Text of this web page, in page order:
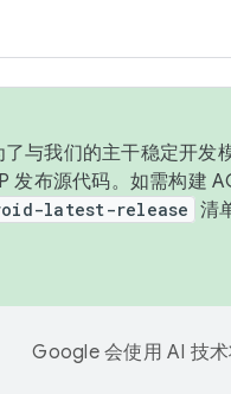
与我们的主干稳定开发
发布源代码。如需构建
latest-release 清
Google 会使用 AI 技